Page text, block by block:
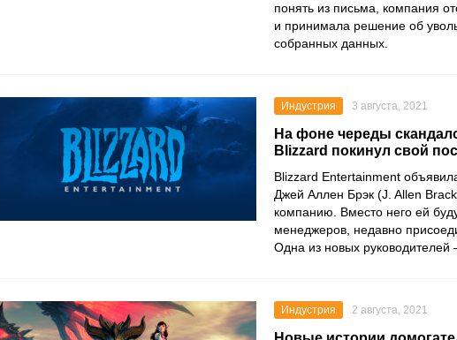
понять из письма, компания
и принимала решение об
собранных данных.
Индустрия 3 августа, 2021
На фоне череды
Blizzard покинул свой
Blizzard Entertainment
Джей Аллен Брэк (J. Allen
компанию. Вместо него ей
менеджеров, недавно
Одна из новых
Индустрия 2 августа, 2021